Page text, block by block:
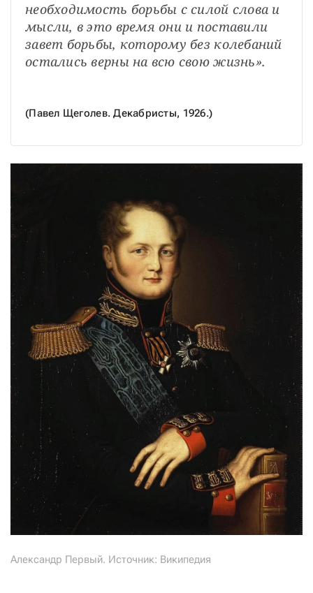
необходимость борьбы с силой слова и
мысли, в это время они и поставили
завет борьбы, которому без колебаний
остались верны на всю свою жизнь».
(Павел Щеголев. Декабристы, 1926.)
Александр Первый. Источник: Википедия